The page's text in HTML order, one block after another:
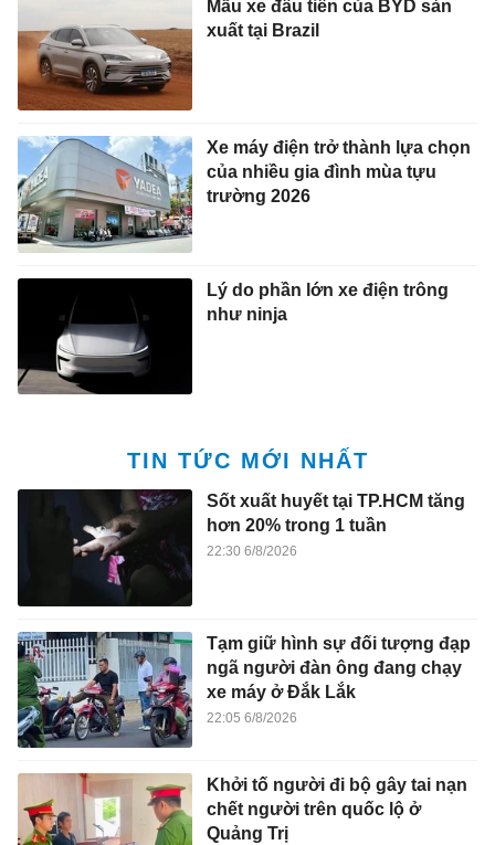
Mẫu xe đầu tiên của BYD sản
xuất tại Brazil
Xe máy điện trở thành lựa chọn
của nhiều gia đình mùa tựu
trường 2026
Lý do phần lớn xe điện trông
như ninja
TIN TỨC MỚI NHẤT
Sốt xuất huyết tại TP.HCM tăng
hơn 20% trong 1 tuần
22:30 6/8/2026
Tạm giữ hình sự đối tượng đạp
ngã người đàn ông đang chạy
xe máy ở Đắk Lắk
22:05 6/8/2026
Khởi tố người đi bộ gây tai nạn
chết người trên quốc lộ ở
Quảng Trị